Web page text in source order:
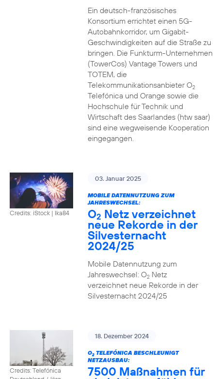
Ein deutsch-französisches
Konsortium errichtet einen 5G-
Autobahnkorridor, um Gigabit-
Geschwindigkeiten auf die Straße zu
bringen. Die Funkturm-Unternehmen
(TowerCos) Vantage Towers und
TOTEM, die
Telekommunikationsanbieter O2
Telefónica und Orange sowie die
Hochschule für Technik und
Wirtschaft des Saarlandes (htw saar)
sind eine wegweisende Kooperation
eingegangen.
Credits: iStock | Ika84
03. Januar 2025
MOBILE DATENNUTZUNG ZUM
JAHRESWECHSEL:
O2 Netz verzeichnet
neue Rekorde in der
Silvesternacht
2024/25
Mobile Datennutzung zum
Jahreswechsel: O2Netz
verzeichnet neue Rekorde in der
Silvesternacht 2024/25
Credits: Telefónica
18. Dezember 2024
O2TELEFÓNICA BESCHLEUNIGT
NETZAUSBAU:
7500 Maßnahmen für